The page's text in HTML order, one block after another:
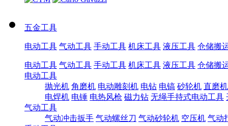
五金工具
电动工具 气动工具 手动工具 机床工具 液压工具 仓储搬
电动工具 气动工具 手动工具 机床工具 液压工具 仓储搬
电动工具
抛光机 角磨机 电动雕刻机 电钻 电镐 砂轮机 直磨机
电焊机 电锤 电热风枪 磁力钻 无绳手持式电动工具
气动工具
气动冲击扳手 气动螺丝刀 气动砂轮机 空压机 气动